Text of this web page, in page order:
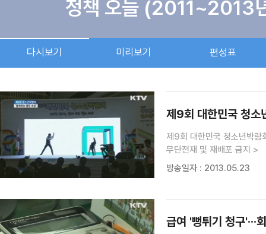
정책 오늘 (2011~2013
다시보기 미리보기 편성표
제9회 대한민국 청소
제9회 대한민국 청소년박람회
무단전재 및 재배포 금지 >
방송일자 : 2013.05.23
급여 '뻥튀기 청구'···
검색 조건
검색어 입력